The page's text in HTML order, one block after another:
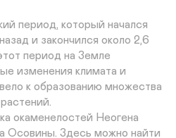
период, который начался
и закончился около 2,6
период на Земле
изменения климата и
к образованию множества
окаменелостей Неогена
Осовины. Здесь можно найти